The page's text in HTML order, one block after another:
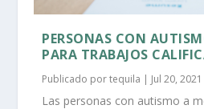
PERSONAS CON
PARA TRABAJOS
Publicado portequila | Jul 20, 2021
Las personas con autismo a